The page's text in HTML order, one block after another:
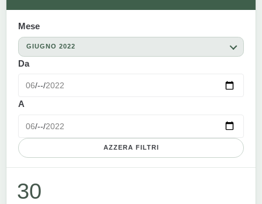
Mese
GIUGNO 2022
Da
A
AZZERA FILTRI
30